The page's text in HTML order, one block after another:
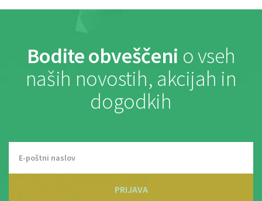
Bodite obveščeni o vseh
naših novostih, akcijah in
dogodkih
PRIJAVA